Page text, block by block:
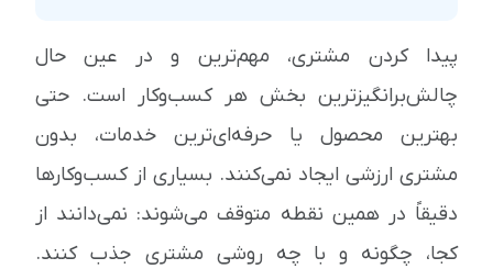
پیدا کردن مشتری، مهم‌ترین و در عین حال
چالش‌برانگیزترین بخش هر کسب‌وکار است. حتی
بهترین محصول یا حرفه‌ای‌ترین خدمات، بدون
مشتری ارزشی ایجاد نمی‌کنند. بسیاری از کسب‌وکارها
دقیقاً در همین نقطه متوقف می‌شوند: نمی‌دانند از
کجا، چگونه و با چه روشی مشتری جذب کنند.